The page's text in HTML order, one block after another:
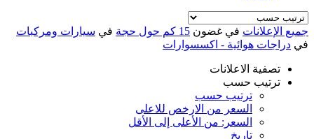
جميع الإعلانات في غضون 15 كم حول حجة في سيارات ومركبات
في دراجات هوائية - اكسسوارات
تصفية الاعلانات
ترتيب حسب
ترتيب حسب
السعر من الارخص للاعلى
السعر: من الأعلى إلى الأقل
تاريخ